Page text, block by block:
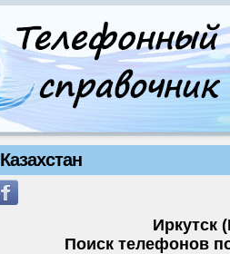
Казахстан
Иркутск
Поиск телефонов